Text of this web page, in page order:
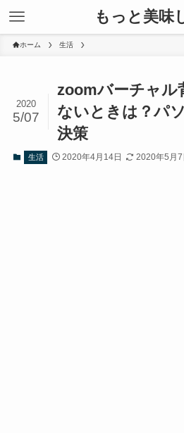
もっと美味
ホーム 生活
zoomバーチャル
ないときは？パ
決策
2020
5/07
生活 2020年4月14日 2020年5月7